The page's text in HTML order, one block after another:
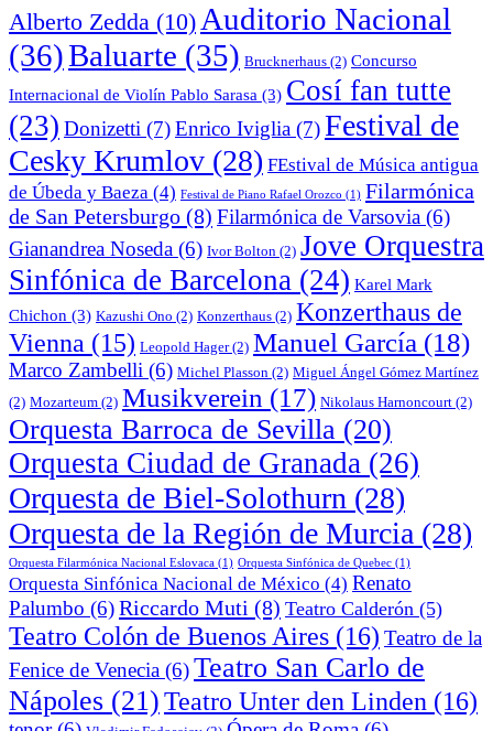
Alberto Zedda (10)Auditorio Nacional
(36)Baluarte (35) Brucknerhaus (2) Concurso
Internacional de Violín Pablo Sarasa (3) Cosí fan tutte
(23) Donizetti (7)Enrico Iviglia (7)Festival de
Cesky Krumlov (28) FEstival de Música antigua
de Úbeda y Baeza (4) Festival de Piano Rafael Orozco (1) Filarmónica
de San Petersburgo (8) Filarmónica de Varsovia (6)
Gianandrea Noseda (6) Ivor Bolton (2) Jove Orquestra
Sinfónica de Barcelona (24) Karel Mark
Chichon (3) Kazushi Ono (2) Konzerthaus (2) Konzerthaus de
Vienna (15) Leopold Hager(2) Manuel García (18)
Marco Zambelli (6) Michel Plasson (2) Miguel Ángel Gómez Martínez
(2) Mozarteum (2) Musikverein (17) Nikolaus Harnoncourt (2)
Orquesta Barroca de Sevilla (20)
Orquesta Ciudad de Granada (26)
Orquesta de Biel-Solothurn (28)
Orquesta de la Región de Murcia (28)
Orquesta Filarmónica Nacional Eslovaca (1) Orquesta Sinfónica de Quebec (1)
Orquesta Sinfónica Nacional de México (4) Renato
Palumbo (6)Riccardo Muti (8) Teatro Calderón (5)
Teatro Colón de Buenos Aires (16) Teatro de la
Fenice de Venecia (6)Teatro San Carlo de
Nápoles (21)Teatro Unter den Linden (16)